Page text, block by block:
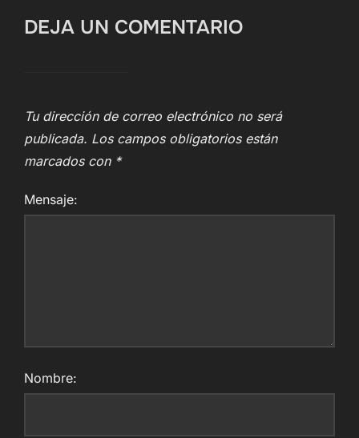
DEJA UN COMENTARIO
Tu dirección de correo electrónico no será
publicada. Los campos obligatorios están
marcados con *
Mensaje:
Nombre: